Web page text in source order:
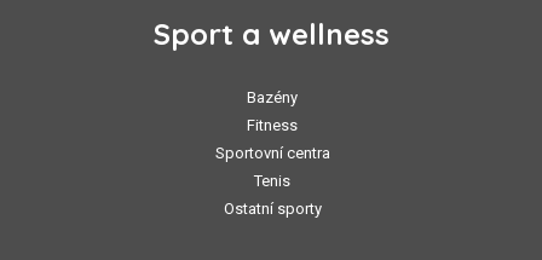
Sport a wellness
Bazény
Fitness
Sportovní centra
Tenis
Ostatní sporty